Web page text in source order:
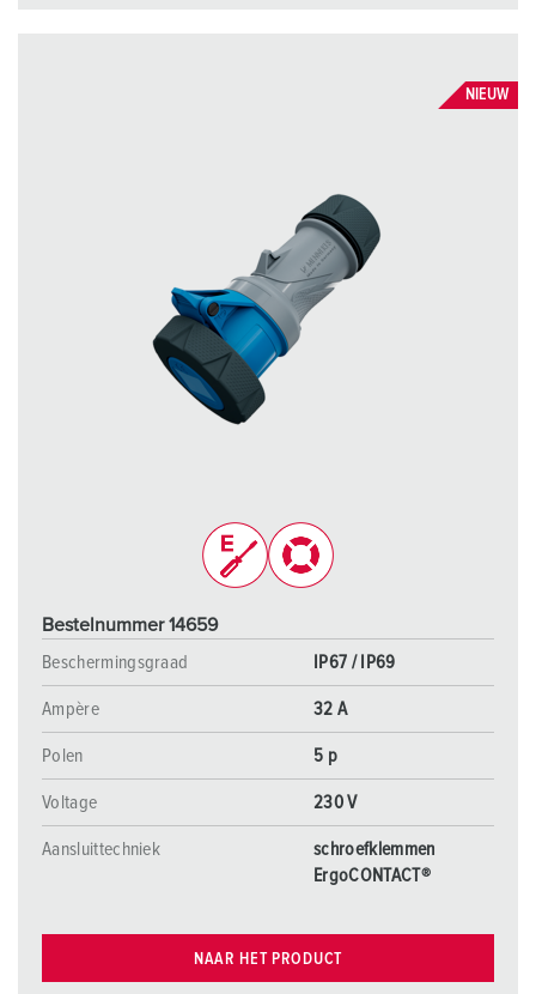
NIEUW
Bestelnummer 14659
Beschermingsgraad
IP67 / IP69
Ampère 32 A
Polen 5 p
Voltage 230 V
Aansluittechniek
schroefklemmen
ErgoCONTACT®
NAAR HET PRODUCT